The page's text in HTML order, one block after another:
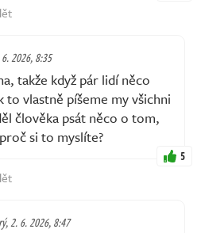
2026, 8:35
takže když pár lidí něco
to vlastně píšeme my všichni
člověka psát něco o tom,
si to myslíte?
5
2. 6. 2026, 8:47